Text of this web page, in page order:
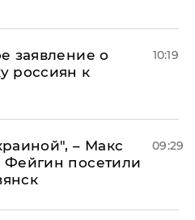
заявление о
россиян к
10:19
– Макс
посетили
09:29